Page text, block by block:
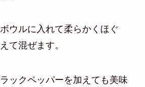
ウルに入れて柔らかくほぐ
て混ぜます。
ックペッパーを加えても美味